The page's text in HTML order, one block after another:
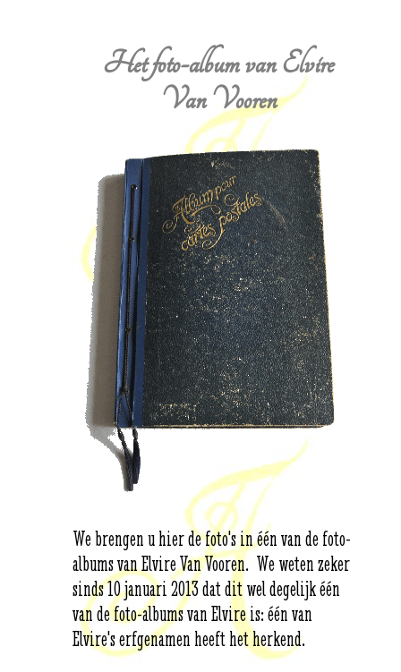
Het foto-album van Elvire
Van Vooren
We brengen u hier de foto's in één van de foto-
albums van Elvire Van Vooren. We weten zeker
sinds 10 januari 2013 dat dit wel degelijk één
van de foto-albums van Elvire is: één van
Elvire's erfgenamen heeft het herkend.